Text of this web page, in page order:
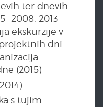
ter dnevih
-2008, 2013
ekskurzije v
dni
(2015)
s tujim